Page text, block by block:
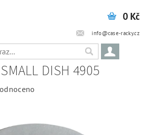
info@case-racky.cz
0 Kč
DISH 4905